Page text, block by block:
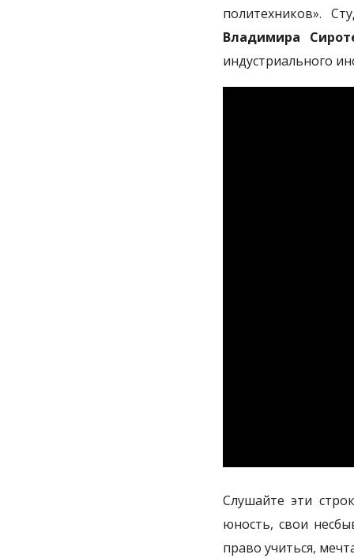
политехников».
Владимира
индустриального
Слушайте эти
юность, свои
право учиться,